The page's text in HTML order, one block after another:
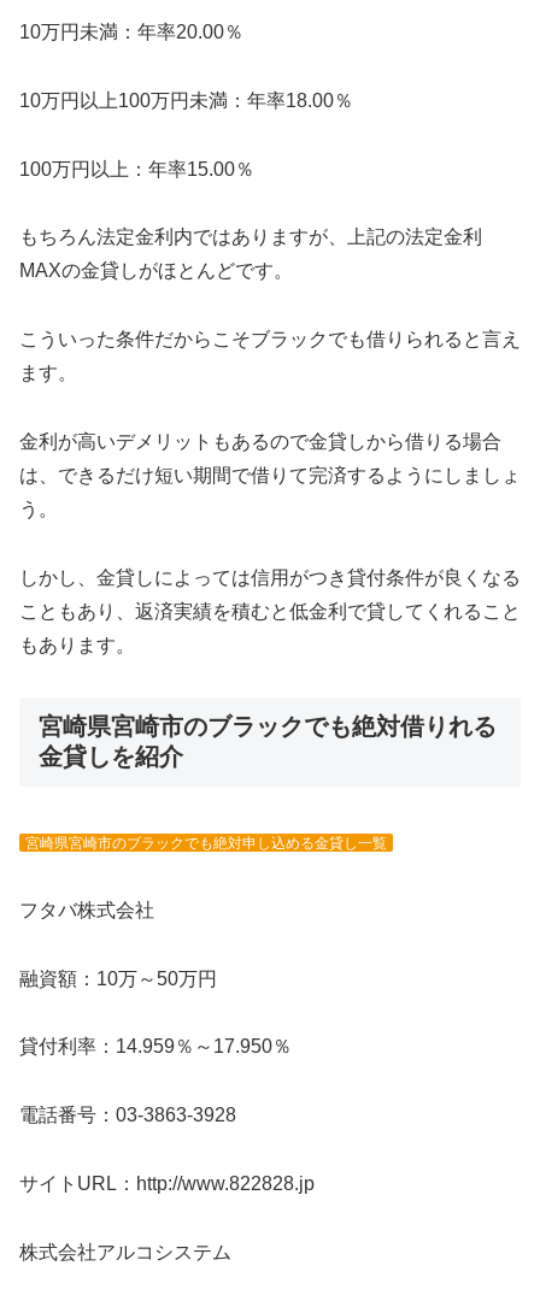
10万円未満：年率20.00％
10万円以上100万円未満：年率18.00％
100万円以上：年率15.00％
もちろん法定金利内ではありますが、上記の法定金利
MAXの金貸しがほとんどです。
こういった条件だからこそブラックでも借りられると言え
ます。
金利が高いデメリットもあるので金貸しから借りる場合
は、できるだけ短い期間で借りて完済するようにしましょ
う。
しかし、金貸しによっては信用がつき貸付条件が良くなる
こともあり、返済実績を積むと低金利で貸してくれること
もあります。
宮崎県宮崎市のブラックでも絶対借りれる
金貸しを紹介
宮崎県宮崎市のブラックでも絶対申し込める金貸し一覧
フタバ株式会社
融資額：10万～50万円
貸付利率：14.959％～17.950％
電話番号：03-3863-3928
サイトURL：http://www.822828.jp
株式会社アルコシステム